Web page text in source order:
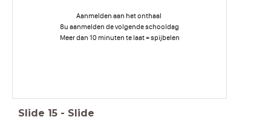
Aanmelden aan het onthaal
8u aanmelden de volgende schooldag
Meer dan 10 minuten te laat = spijbelen
Slide 15 - Slide